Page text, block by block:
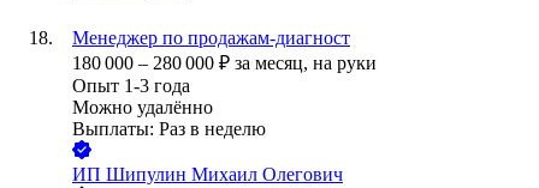
Менеджер по продажам-диагност
180 000 – 280 000 ₽ за месяц, на руки
Опыт 1-3 года
Можно удалённо
Выплаты: Раз в неделю
ИП Шипулин Михаил Олегович